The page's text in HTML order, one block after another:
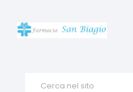
Cerca nel sito